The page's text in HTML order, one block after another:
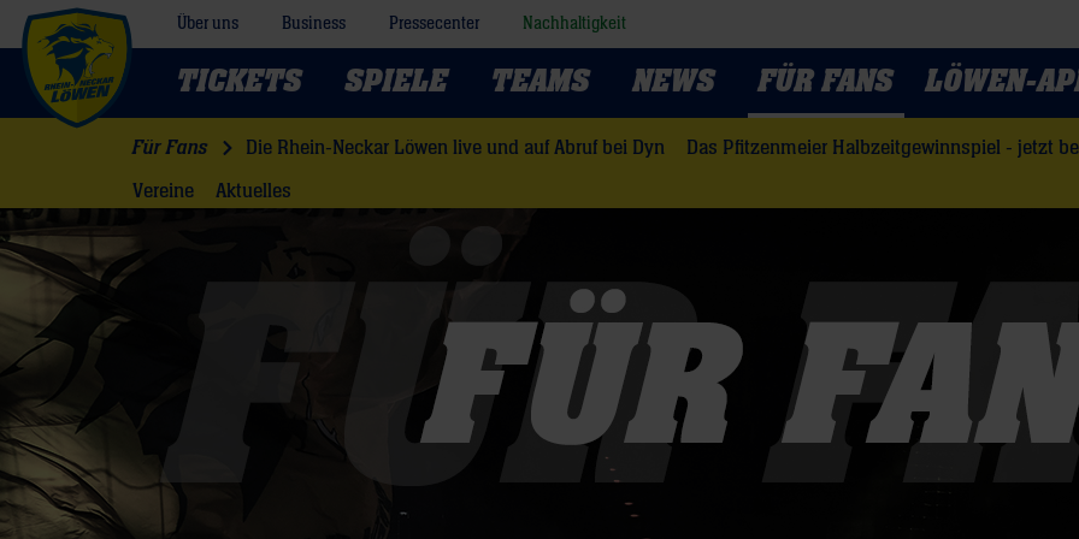
Über uns Business Pressecenter Nachhaltigkeit
TICKETS SPIELE TEAMS NEWS FÜR FANS LÖWEN-
Für Fans Die Rhein-Neckar Löwen live und auf Abruf bei Dyn Das Pfitzenmeier Halbzeitgewinnspiel - jetzt
Vereine
Aktuelles